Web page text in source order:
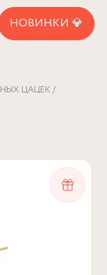
НОВИНКИ 💎
ЦАЦЕК